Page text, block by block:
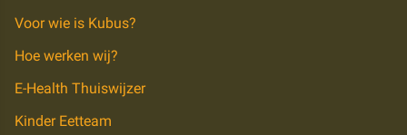
Voor wie is Kubus?
Hoe werken wij?
E-Health Thuiswijzer
Kinder Eetteam